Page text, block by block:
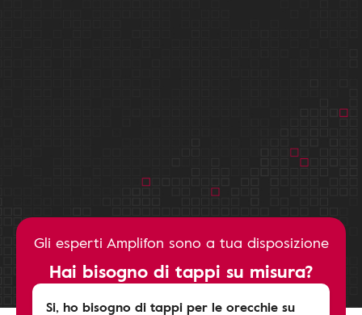
Gli esperti Amplifon sono a tua disposizione
Hai bisogno di tappi su misura?
Si, ho bisogno di tappi per le orecchie su